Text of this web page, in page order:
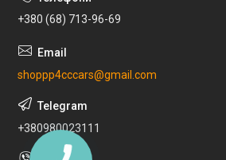
+380 (68) 713-96-69
shoppp4cccars@gmail.com
+380980023111